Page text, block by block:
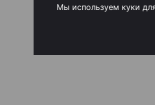
Мы используем куки